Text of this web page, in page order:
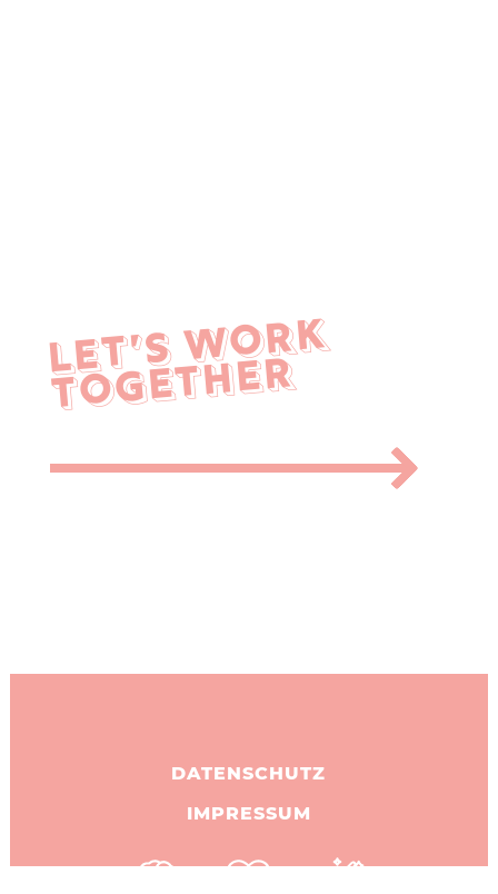
LET’S WORK
TOGETHER
DATENSCHUTZ
IMPRESSUM